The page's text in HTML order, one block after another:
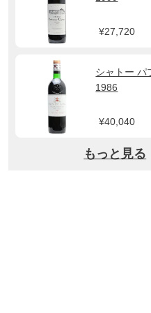
¥27,720
シャトー パ
1986
¥40,040
もっと見る